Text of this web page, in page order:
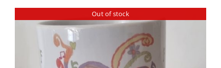
Out of stock